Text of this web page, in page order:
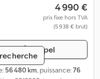
4 990 €
prix fixe hors TVA
(5 938 € brut)
Appel
56 480 km, puissance:76